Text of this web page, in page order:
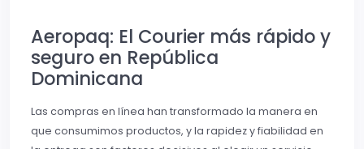
Aeropaq: El Courier más rápido y
seguro en República
Dominicana
Las compras en línea han transformado la manera en
que consumimos productos, y la rapidez y fiabilidad en